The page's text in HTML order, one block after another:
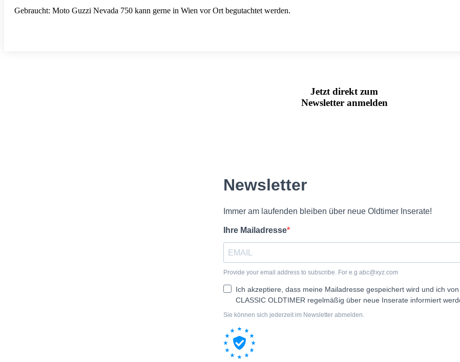
Gebraucht: Moto Guzzi Nevada 750 kann gerne in Wien vor Ort begutachtet werden.
Jetzt direkt zum
Newsletter anmelden